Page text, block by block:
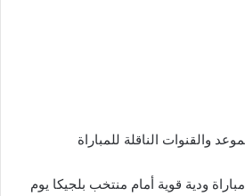
والقنوات الناقلة للمباراة
ودية قوية أمام منتخب بلجيكا يوم